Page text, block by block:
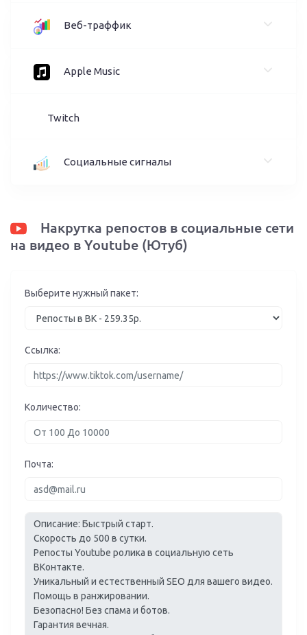
Веб-траффик
Apple Music
Twitch
Социальные сигналы
Накрутка репостов в социальные сети
на видео в Youtube (Ютуб)
Выберите нужный пакет:
Ссылка:
Количество:
Почта: